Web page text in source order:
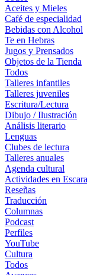
Aceites y Mieles
Café de especialidad
Bebidas con Alcohol
Te en Hebras
Jugos y Prensados
Objetos de la Tienda
Todos
Talleres infantiles
Talleres juveniles
Escritura/Lectura
Dibujo / Ilustración
Análisis literario
Lenguas
Clubes de lectura
Talleres anuales
Agenda cultural
Actividades en
Reseñas
Traducción
Columnas
Podcast
Perfiles
YouTube
Cultura
Todos